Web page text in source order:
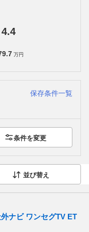
4.4
万円
保存条件一覧
条件を変更
並び替え
ナビ ワンセグTV ET